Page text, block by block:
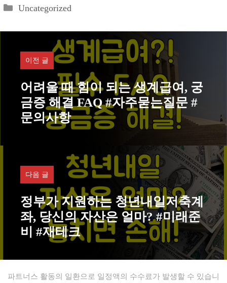
카
고
Uncategorized
이전 글
어려울 때 힘이 되는 생계급여, 궁
금증 해결 FAQ #자주묻는질문 #
문의사항
다음 글
정부가 지원하는 청년내일저축계
좌, 당신의 자산은 얼마? #미래준
비 #재테크
파트너스 활동의 일환으로 일정액의 수수료가 발생할 수 있습니